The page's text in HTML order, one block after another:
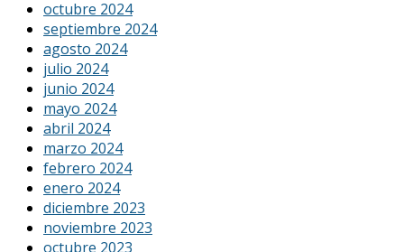
octubre 2024
septiembre 2024
agosto 2024
julio 2024
junio 2024
mayo 2024
abril 2024
marzo 2024
febrero 2024
enero 2024
diciembre 2023
noviembre 2023
octubre 2023